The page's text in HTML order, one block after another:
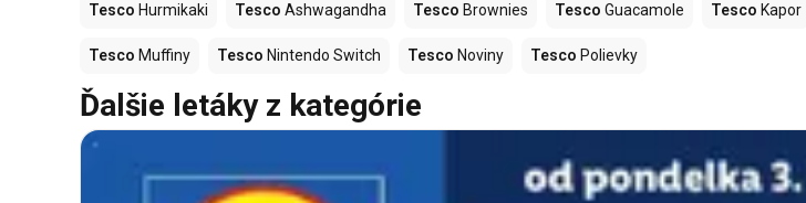
Tesco Hurmikaki Tesco Ashwagandha Tesco Brownies Tesco Guacamole Tesco Kapor
Tesco Muffiny Tesco Nintendo Switch Tesco Noviny Tesco Polievky
Ďalšie letáky z kategórie